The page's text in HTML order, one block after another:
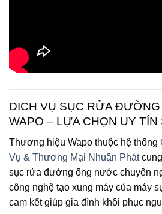
DICH VỤ SỤC RỬA
WAPO – LỰA CHỌN UY TÍN
Thương hiệu Wapo thuộc hệ thống
Vụ & Thương Mại Nhuận Phát
sục rửa đường ống nước chuyên
công nghệ tạo xung máy của máy
cam kết giúp gia đình khôi phục